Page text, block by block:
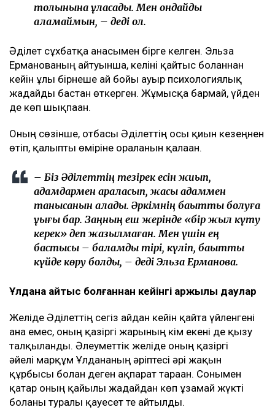
толқынына ұласады. Мен ондайды
қаламаймын, – деді ол.
Әділет сұхбатқа анасымен бірге келген. Эльза
Ерманованың айтуынша, келіні қайтыс болғаннан
кейін ұлы бірнеше ай бойы ауыр психологиялық
жағдайды бастан өткерген. Жұмысқа бармай, үйден
де көп шықпаған.
Оның сөзінше, отбасы Әділеттің осы қиын кезеңнен
өтіп, қалыпты өміріне оралғанын қалаған.
– Біз Әділеттің тезірек есін жиып,
адамдармен араласып, жақсы адаммен
танысқанын қаладық. Әркімнің бақытты болуға
құқығы бар. Заңның еш жерінде «бір жыл күту
керек» деп жазылмаған. Мен үшін ең
бастысы – баламды тірі, күліп, бақытты
күйде көру болды, – деді Эльза Ерманова.
Ұлдана қайтыс болғаннан кейінгі қаржылық даулар
Желіде Әділеттің сегіз айдан кейін қайта үйленгені
ғана емес, оның қазіргі жарының кім екені де қызу
талқыланды. Әлеуметтік желіде оның қазіргі
әйелі марқұм Ұлдананың әріптесі әрі жақын
құрбысы болған деген ақпарат тараған. Сонымен
қатар оның қайғылы жағдайдан көп ұзамай жүкті
болғаны туралы қауесет те айтылды.